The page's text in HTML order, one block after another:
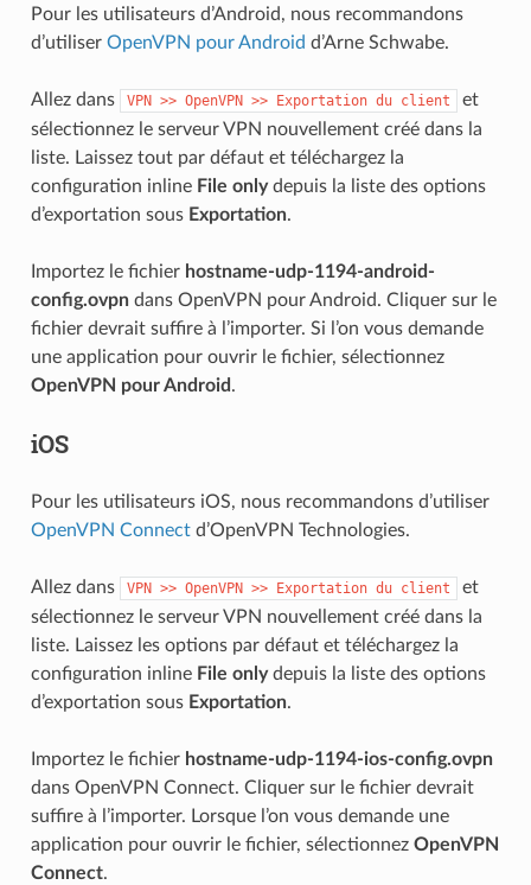
Pour les utilisateurs d’Android, nous recommandons
d’utiliser OpenVPN pour Android d’Arne Schwabe.
Allez dans VPN >> OpenVPN >> Exportation du client
et
sélectionnez le serveur VPN nouvellement créé dans la
liste. Laissez tout par défaut et téléchargez la
configuration inline File onlydepuis la liste des options
d’exportation sous Exportation.
Importez le fichier hostname-udp-1194-android-
config.ovpndans OpenVPN pour Android. Cliquer sur le
fichier devrait suffire à l’importer. Si l’on vous demande
une application pour ouvrir le fichier, sélectionnez
OpenVPN pour Android.
iOS
Pour les utilisateurs iOS, nous recommandons d’utiliser
OpenVPN Connectd’OpenVPN Technologies.
Allez dans VPN >> OpenVPN >> Exportation du client
et
sélectionnez le serveur VPN nouvellement créé dans la
liste. Laissez les options par défaut et téléchargez la
configuration inline File onlydepuis la liste des options
d’exportation sous Exportation.
Importez le fichier hostname-udp-1194-ios-config.ovpn
dans OpenVPN Connect. Cliquer sur le fichier devrait
suffire à l’importer. Lorsque l’on vous demande une
application pour ouvrir le fichier, sélectionnez OpenVPN
Connect.